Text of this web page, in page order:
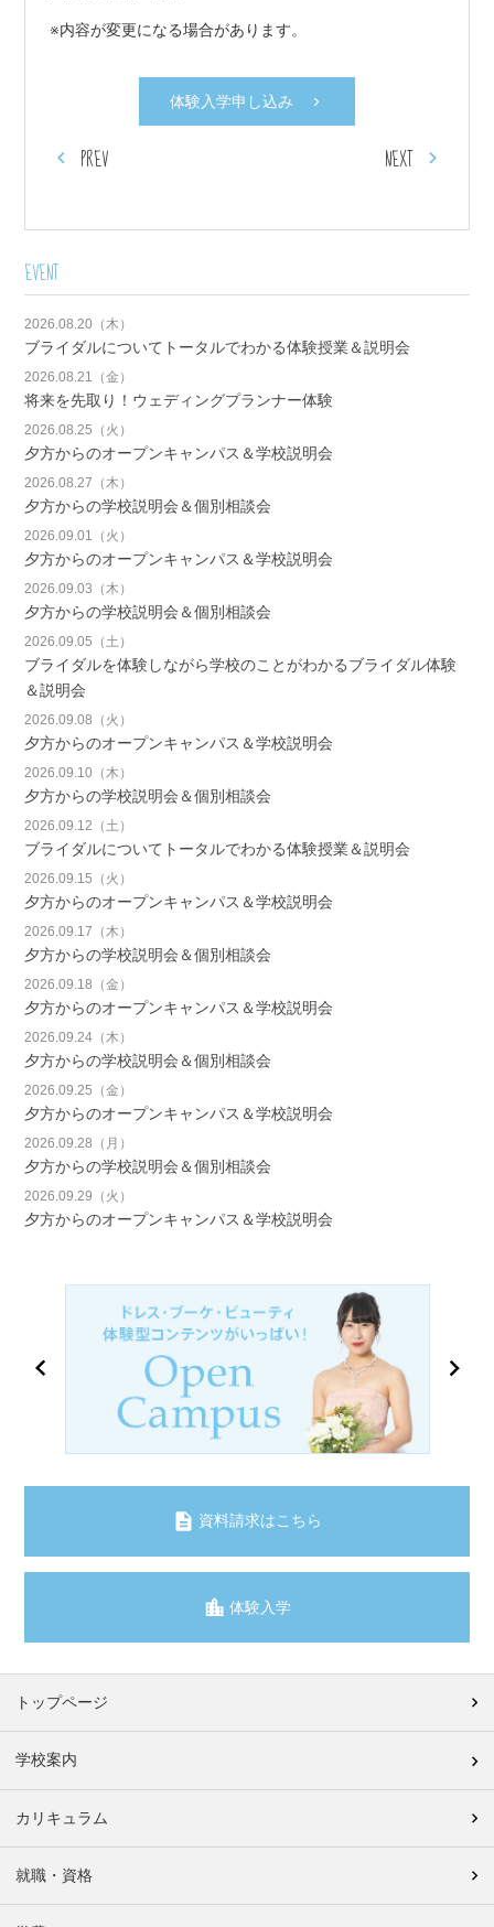
※内容が変更になる場合があります。
体験入学申し込み
PREV NEXT
EVENT
2026.08.20（木）
ブライダルについてトータルでわかる体験授業＆説明会
2026.08.21（金）
将来を先取り！ウェディングプランナー体験
2026.08.25（火）
夕方からのオープンキャンパス＆学校説明会
2026.08.27（木）
夕方からの学校説明会＆個別相談会
2026.09.01（火）
夕方からのオープンキャンパス＆学校説明会
2026.09.03（木）
夕方からの学校説明会＆個別相談会
2026.09.05（土）
ブライダルを体験しながら学校のことがわかるブライダル体験
＆説明会
2026.09.08（火）
夕方からのオープンキャンパス＆学校説明会
2026.09.10（木）
夕方からの学校説明会＆個別相談会
2026.09.12（土）
ブライダルについてトータルでわかる体験授業＆説明会
2026.09.15（火）
夕方からのオープンキャンパス＆学校説明会
2026.09.17（木）
夕方からの学校説明会＆個別相談会
2026.09.18（金）
夕方からのオープンキャンパス＆学校説明会
2026.09.24（木）
夕方からの学校説明会＆個別相談会
2026.09.25（金）
夕方からのオープンキャンパス＆学校説明会
2026.09.28（月）
夕方からの学校説明会＆個別相談会
2026.09.29（火）
夕方からのオープンキャンパス＆学校説明会
資料請求はこちら
体験入学
トップページ
学校案内
カリキュラム
就職・資格